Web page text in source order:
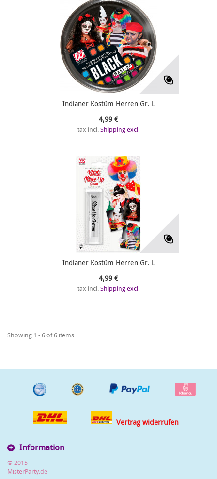
Indianer Kostüm Herren Gr. L
4,99 €
tax incl.Shipping excl.
Indianer Kostüm Herren Gr. L
4,99 €
tax incl.Shipping excl.
Showing 1 - 6 of 6 items
Vertrag widerrufen
Information
© 2015
MisterParty.de